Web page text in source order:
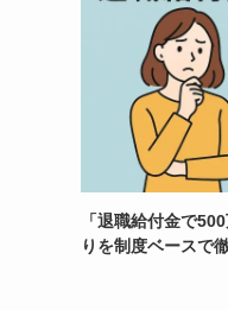
「退職給付金で
りを制度ベースで